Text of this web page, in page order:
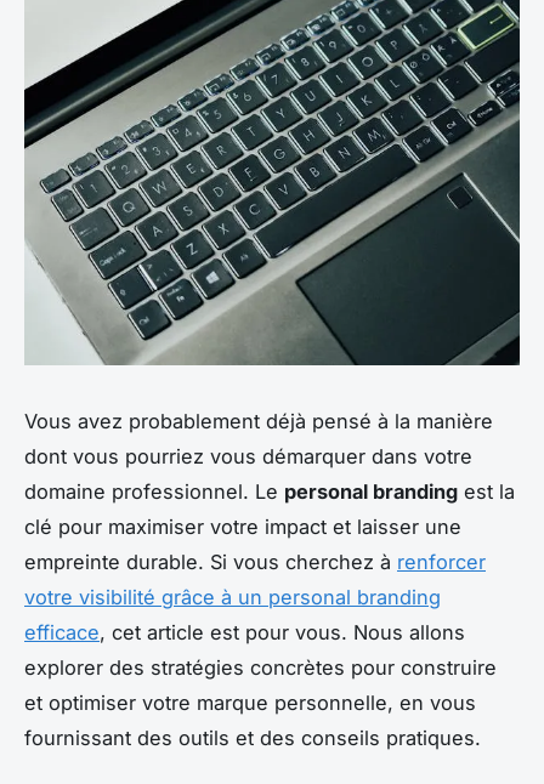
Vous avez probablement déjà pensé à la manière
dont vous pourriez vous démarquer dans votre
domaine professionnel. Le personal branding est la
clé pour maximiser votre impact et laisser une
empreinte durable. Si vous cherchez à renforcer
votre visibilité grâce à un personal branding
efficace, cet article est pour vous. Nous allons
explorer des stratégies concrètes pour construire
et optimiser votre marque personnelle, en vous
fournissant des outils et des conseils pratiques.